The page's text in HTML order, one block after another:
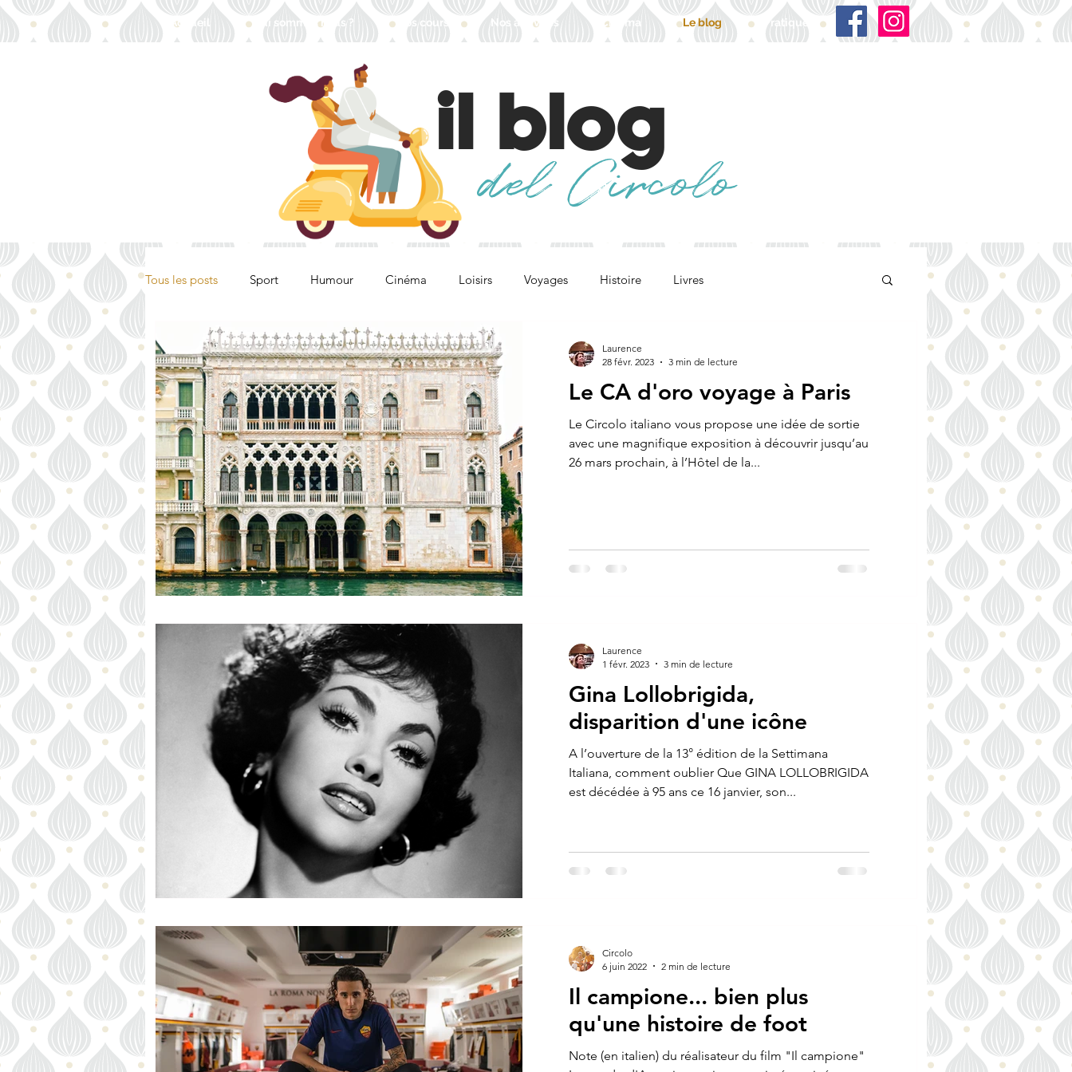
Accueil Qui sommes nous ? Nos cours Nos activités Cinéma Le blog Pratique
il blog
del Circolo
Tous les posts Sport Humour Cinéma Loisirs Voyages Histoire Livres
Le CA d'oro voyage à Paris
Le Circolo italiano vous propose une idée de sortie
avec une magnifique exposition à découvrir jusqu’au
26 mars prochain, à l’Hôtel de la...
Laurence
28 févr. 2023
3 min de lecture
Gina Lollobrigida,
disparition d'une icône
A l’ouverture de la 13° édition de la Settimana
Italiana, comment oublier Que GINA LOLLOBRIGIDA
est décédée à 95 ans ce 16 janvier, son...
Laurence
1 févr. 2023
3 min de lecture
Il campione... bien plus
qu'une histoire de foot
Note (en italien) du réalisateur du film "Il campione"
Circolo
6 juin 2022
2 min de lecture